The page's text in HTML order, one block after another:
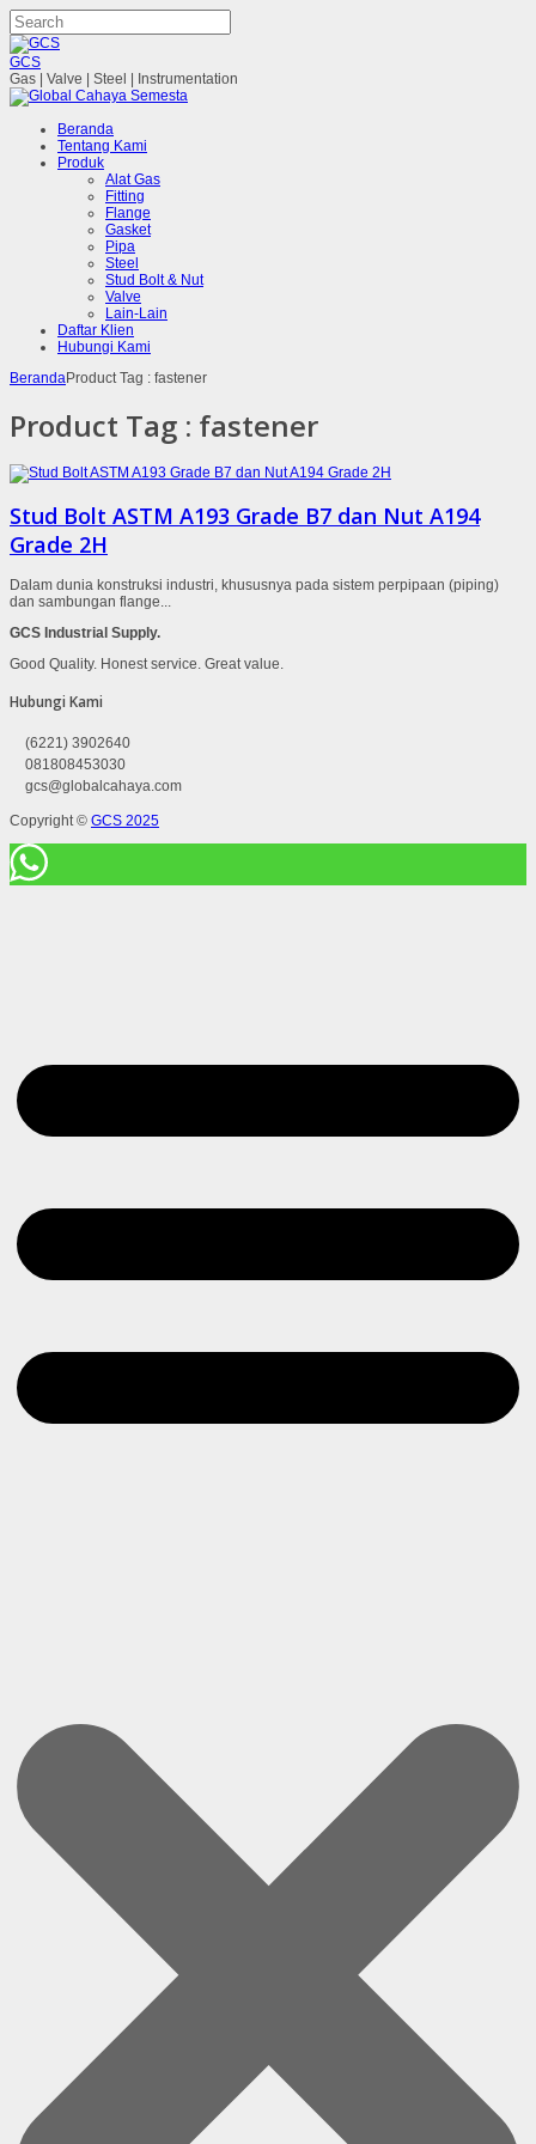
GCS
Gas | Valve | Steel | Instrumentation
Beranda
Tentang Kami
Produk
Alat Gas
Fitting
Flange
Gasket
Pipa
Steel
Stud Bolt & Nut
Valve
Lain-Lain
Daftar Klien
Hubungi Kami
BerandaProduct Tag : fastener
Product Tag : fastener
Stud Bolt ASTM A193 Grade B7 dan Nut A194
Grade 2H
Dalam dunia konstruksi industri, khususnya pada sistem perpipaan (piping)
dan sambungan flange...
GCS Industrial Supply.
Good Quality. Honest service. Great value.
Hubungi Kami
(6221) 3902640
081808453030
gcs@globalcahaya.com
Copyright © GCS 2025